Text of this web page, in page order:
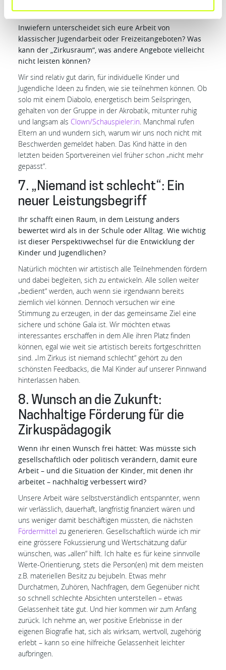
Warum
Inwiefern unterscheidet sich eure Arbeit von
klassischer Jugendarbeit oder Freizeitangeboten? Was
kann der „Zirkusraum“, was andere Angebote vielleicht
nicht leisten können?
Wir sind relativ gut darin, für individuelle Kinder und
Jugendliche Ideen zu finden, wie sie teilnehmen können. Ob
solo mit einem Diabolo, energetisch beim Seilspringen,
gehalten von der Gruppe in der Akrobatik, mitunter ruhig
und langsam als Clown/Schauspieler:in. Manchmal rufen
Eltern an und wundern sich, warum wir uns noch nicht mit
Beschwerden gemeldet haben. Das Kind hätte in den
letzten beiden Sportvereinen viel früher schon „nicht mehr
gepasst“.
7. „Niemand ist schlecht“: Ein
neuer Leistungsbegriff
Ihr schafft einen Raum, in dem Leistung anders
bewertet wird als in der Schule oder Alltag. Wie wichtig
ist dieser Perspektivwechsel für die Entwicklung der
Kinder und Jugendlichen?
Natürlich möchten wir artistisch alle Teilnehmenden fördern
und dabei begleiten, sich zu entwickeln. Alle sollen weiter
„bedient“ werden, auch wenn sie irgendwann bereits
ziemlich viel können. Dennoch versuchen wir eine
Stimmung zu erzeugen, in der das gemeinsame Ziel eine
sichere und schöne Gala ist. Wir möchten etwas
interessantes erschaffen in dem Alle ihren Platz finden
können, egal wie weit sie artistisch bereits fortgeschritten
sind. „Im Zirkus ist niemand schlecht“ gehört zu den
schönsten Feedbacks, die Mal Kinder auf unserer Pinnwand
hinterlassen haben.
8. Wunsch an die Zukunft:
Nachhaltige Förderung für die
Zirkuspädagogik
Wenn ihr einen Wunsch frei hättet: Was müsste sich
gesellschaftlich oder politisch verändern, damit eure
Arbeit – und die Situation der Kinder, mit denen ihr
arbeitet – nachhaltig verbessert wird?
Unsere Arbeit wäre selbstverständlich entspannter, wenn
wir verlässlich, dauerhaft, langfristig finanziert wären und
uns weniger damit beschäftigen müssten, die nächsten
Fördermittel zu generieren. Gesellschaftlich würde ich mir
eine grössere Fokussierung und Wertschätzung dafür
wünschen, was „allen“ hilft. Ich halte es für keine sinnvolle
Werte-Orientierung, stets die Person(en) mit dem meisten
z.B. materiellen Besitz zu bejubeln. Etwas mehr
Durchatmen, Zuhören, Nachfragen, dem Gegenüber nicht
so schnell schlechte Absichten unterstellen – etwas
Gelassenheit täte gut. Und hier kommen wir zum Anfang
zurück. Ich nehme an, wer positive Erlebnisse in der
eigenen Biografie hat, sich als wirksam, wertvoll, zugehörig
erlebt – kann so eine hilfreiche Gelassenheit leichter
aufbringen.